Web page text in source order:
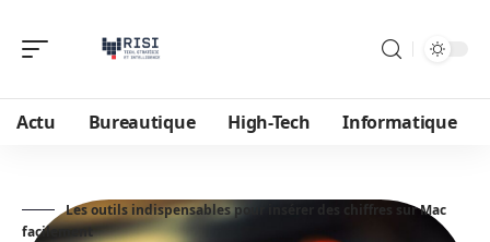
Actu Bureautique High-Tech Informatique
Les outils indispensables pour insérer des chiffres sur Mac
facilement